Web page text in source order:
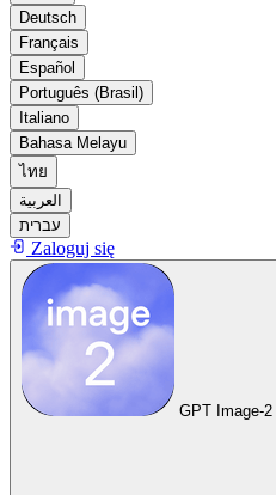
Deutsch
Français
Español
Português (Brasil)
Italiano
Bahasa Melayu
ไทย
العربية
עברית
Zaloguj się
GPT Image-2